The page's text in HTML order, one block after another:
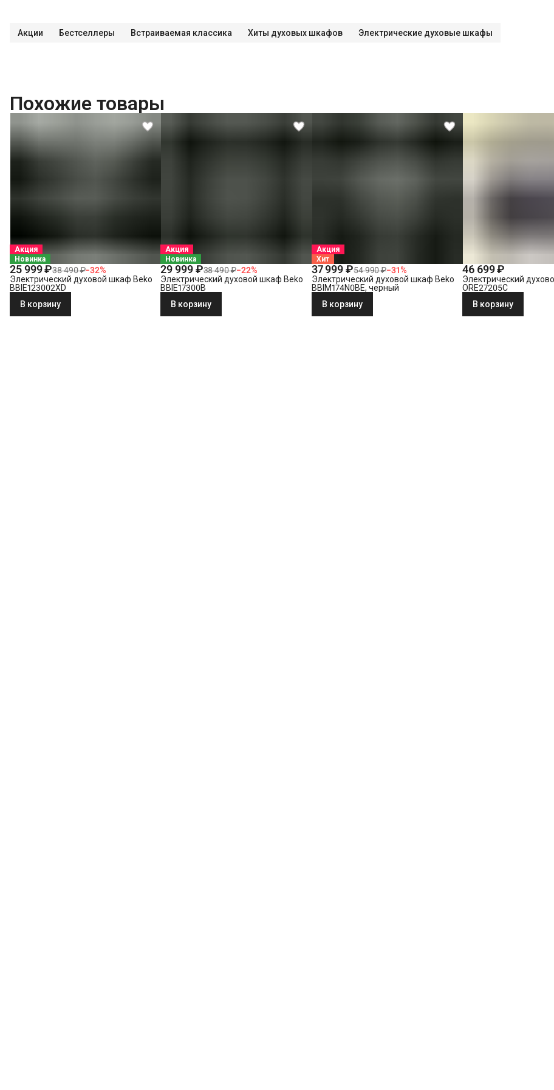
Акции Бестселлеры Встраиваемая классика Хиты духовых шкафов Электрические духовые шкафы
Похожие товары
Акция
Новинка
25 999 ₽38 490 ₽−32%
Электрический духовой шкаф Beko
BBIE123002XD
В корзину
Акция
Новинка
29 999 ₽38 490 ₽−22%
Электрический духовой шкаф Beko
BBIE17300B
В корзину
Акция
Хит
37 999 ₽54 990 ₽−31%
Электрический духовой шкаф Beko
BBIM174N0BE, черный
В корзину
46 699 ₽
Электрический
ORE27205C
В корзину